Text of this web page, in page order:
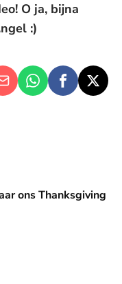
O ja, bijna
:)
gala in de
ons Thanksgiving